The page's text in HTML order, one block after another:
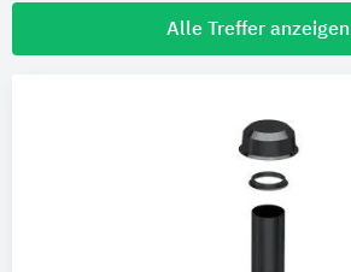
Produktinformationen
Ausschreibungstexte
Alle Treffer anzeigen